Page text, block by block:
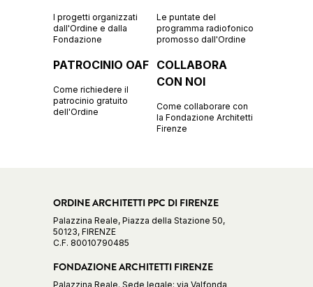
I progetti organizzati
dall'Ordine e dalla
Fondazione
Le puntate del
programma radiofonico
promosso dall'Ordine
PATROCINIO OAF
Come richiedere il
patrocinio gratuito
dell'Ordine
COLLABORA
CON NOI
Come collaborare con
la Fondazione Architetti
Firenze
ORDINE ARCHITETTI PPC DI FIRENZE
Palazzina Reale, Piazza della Stazione 50,
50123, FIRENZE
C.F. 80010790485
FONDAZIONE ARCHITETTI FIRENZE
Palazzina Reale. Sede legale: via Valfonda